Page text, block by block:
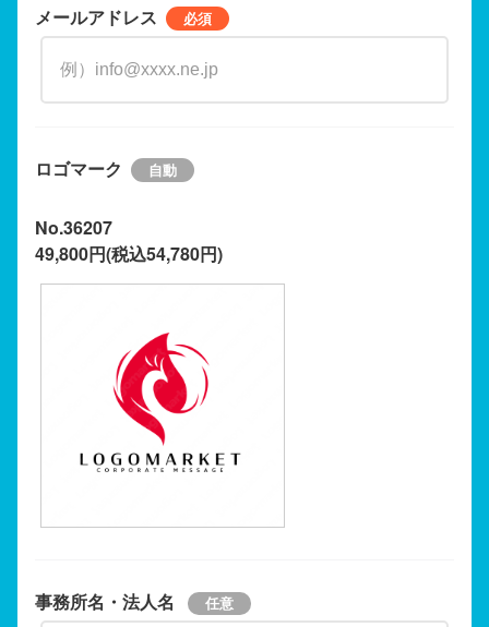
メールアドレス
ロゴマーク
No.36207
49,800円(税込54,780円)
事務所名・法人名